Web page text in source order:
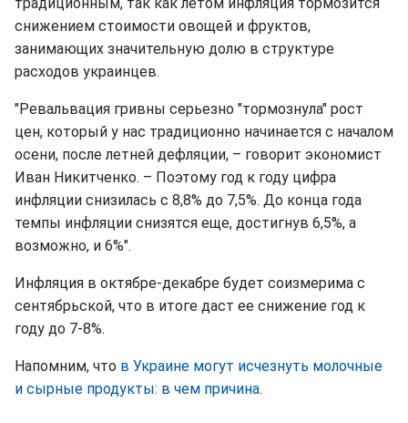
традиционным, так как летом инфляция тормозится
снижением стоимости овощей и фруктов,
занимающих значительную долю в структуре
расходов украинцев.
"Ревальвация гривны серьезно "тормознула" рост
цен, который у нас традиционно начинается с началом
осени, после летней дефляции, – говорит экономист
Иван Никитченко. – Поэтому год к году цифра
инфляции снизилась с 8,8% до 7,5%. До конца года
темпы инфляции снизятся еще, достигнув 6,5%, а
возможно, и 6%".
Инфляция в октябре-декабре будет соизмерима с
сентябрьской, что в итоге даст ее снижение год к
году до 7-8%.
Напомним, что в Украине могут исчезнуть молочные
и сырные продукты: в чем причина.